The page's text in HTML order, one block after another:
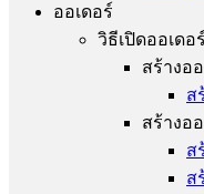
ออเดอร์
วิธีเปิดออเดอร์
สร้างอ
ส
สร้างอ
ส
ส